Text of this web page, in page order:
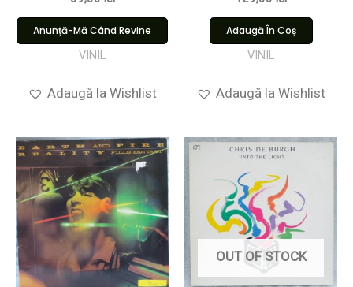
Anunță-Mă Când Revine
VINIL
Adaugă la Wishlist
Adaugă În Coș
VINIL
Adaugă la Wishlist
OUT OF STOCK